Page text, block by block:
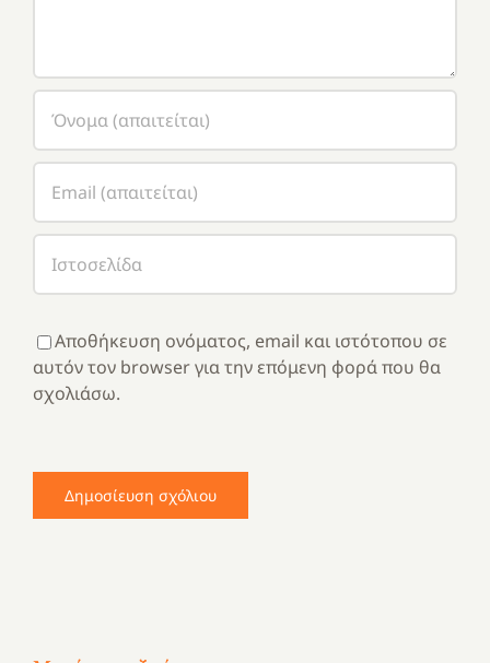
Αποθήκευση ονόματος, email και ιστότοπου σε
αυτόν τον browser για την επόμενη φορά που θα
σχολιάσω.